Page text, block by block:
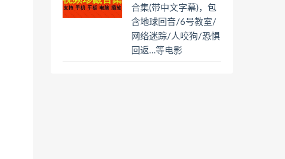
合集(带中文字幕)，包
含地球回音/6号教室/
网络迷踪/人咬狗/恐惧
回返…等电影